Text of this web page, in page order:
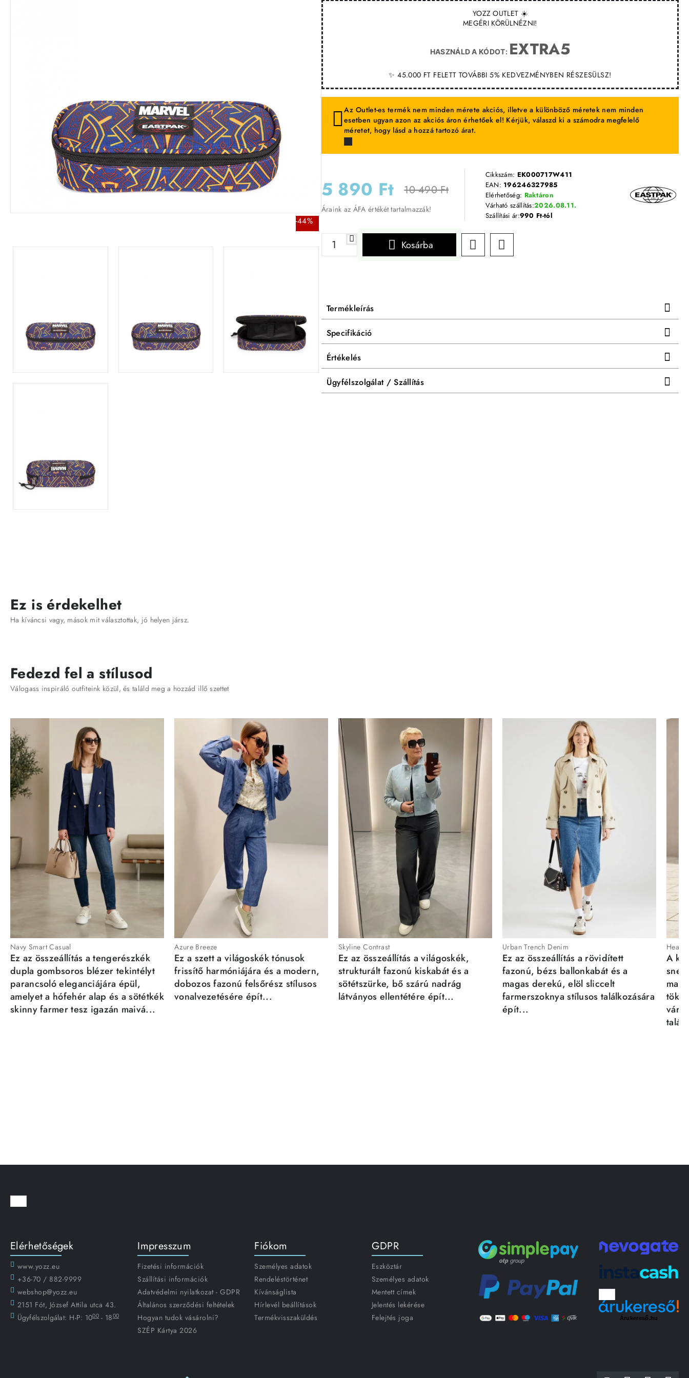
-44%
YOZZ OUTLET ☀️
MEGÉRI KÖRÜLNÉZNI!
HASZNÁLD A KÓDOT: EXTRA5
✨ 45.000 FT FELETT TOVÁBBI 5% KEDVEZMÉNYBEN RÉSZESÜLSZ!
5 890 Ft 10 490 Ft
Áraink az ÁFA értékét tartalmazzák!
Cikkszám: EK000717W411
EAN:196246327985
Elérhetőség: Raktáron
Várható szállítás:2026.08.11.
Szállítási ár:990 Ft-tól
Kosárba
Az Outlet-es termék nem minden mérete akciós, illetve a különböző méretek nem minden
esetben ugyan azon az akciós áron érhetőek el! Kérjük, válaszd ki a számodra megfelelő
méretet, hogy lásd a hozzá tartozó árat.
Termékleírás
Specifikáció
Értékelés
Ügyfélszolgálat / Szállítás
Ez is érdekelhet
Ha kíváncsi vagy, mások mit választottak, jó helyen jársz.
Fedezd fel a stílusod
Válogass inspiráló outfiteink közül, és találd meg a hozzád illő szettet
Navy Smart Casual
Ez az összeállítás a tengerészkék
dupla gombsoros blézer tekintélyt
parancsoló eleganciájára épül,
amelyet a hófehér alap és a sötétkék
skinny farmer tesz igazán maivá...
Azure Breeze
Ez a szett a világoskék tónusok
frissítő harmóniájára és a modern,
dobozos fazonú felsőrész stílusos
vonalvezetésére épít...
Skyline Contrast
Ez az összeállítás a világoskék,
strukturált fazonú kiskabát és a
sötétszürke, bő szárú nadrág
látványos ellentétére épít...
Urban Trench Denim
Ez az összeállítás a rövidített
fazonú, bézs ballonkabát és a
magas derekú, elöl sliccelt
farmerszoknya stílusos találkozására
épít...
A
Elérhetőségek
www.yozz.eu
+36-70 / 882-9999
webshop@yozz.eu
2151 Fót, József Attila utca 43.
Ügyfélszolgálat: H-P: 1000 - 1800
Impresszum
Fizetési információk
Szállítási információk
Adatvédelmi nyilatkozat - GDPR
Általános szerződési feltételek
Hogyan tudok vásárolni?
SZÉP Kártya 2026
Fiókom
Személyes adatok
Rendeléstörténet
Kívánságlista
Hírlevél beállítások
Termékvisszaküldés
GDPR
Eszköztár
Személyes adatok
Mentett címek
Jelentés lekérése
Felejtés joga
Árukereső.hu